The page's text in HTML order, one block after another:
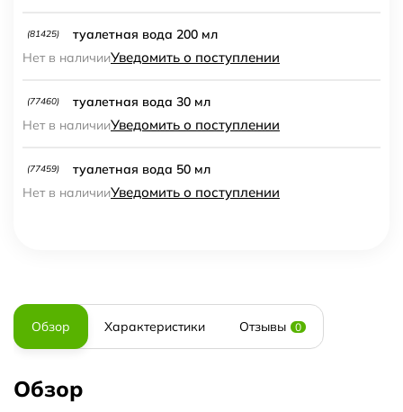
(81425)
туалетная вода 200 мл
Нет в наличииУведомить о поступлении
(77460)
туалетная вода 30 мл
Нет в наличииУведомить о поступлении
(77459)
туалетная вода 50 мл
Нет в наличииУведомить о поступлении
Обзор Характеристики Отзывы 0
Обзор